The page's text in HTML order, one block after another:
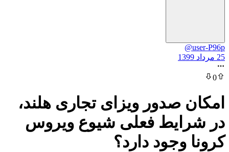
صدور ویزای تجاری هلند،
فعلی شیوع ویروس
وجود دارد؟